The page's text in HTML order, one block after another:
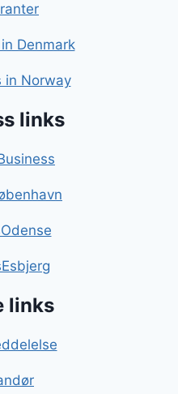
Denmark
in Norway
links
links